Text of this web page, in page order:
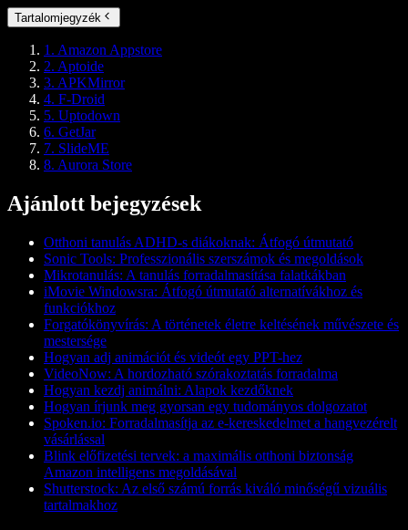
Tartalomjegyzék
1. Amazon Appstore
2. Aptoide
3. APKMirror
4. F-Droid
5. Uptodown
6. GetJar
7. SlideME
8. Aurora Store
Ajánlott bejegyzések
Otthoni tanulás ADHD-s diákoknak: Átfogó útmutató
Sonic Tools: Professzionális szerszámok és megoldások
Mikrotanulás: A tanulás forradalmasítása falatkákban
iMovie Windowsra: Átfogó útmutató alternatívákhoz és
funkciókhoz
Forgatókönyvírás: A történetek életre keltésének művészete és
mestersége
Hogyan adj animációt és videót egy PPT-hez
VideoNow: A hordozható szórakoztatás forradalma
Hogyan kezdj animálni: Alapok kezdőknek
Hogyan írjunk meg gyorsan egy tudományos dolgozatot
Spoken.io: Forradalmasítja az e-kereskedelmet a hangvezérelt
vásárlással
Blink előfizetési tervek: a maximális otthoni biztonság
Amazon intelligens megoldásával
Shutterstock: Az első számú forrás kiváló minőségű vizuális
tartalmakhoz